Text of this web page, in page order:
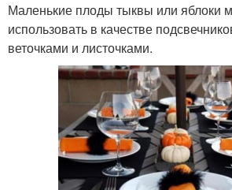
Маленькие плоды тыквы или яблоки
использовать в качестве
веточками и листочками.